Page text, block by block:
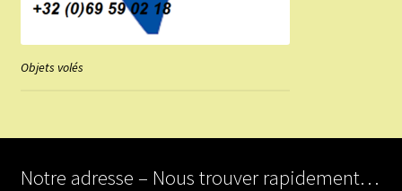
Objets volés
Notre adresse – Nous trouver rapidement…